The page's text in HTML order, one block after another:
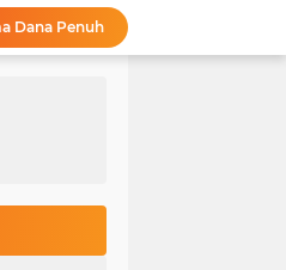
Dana Penuh
Dunia